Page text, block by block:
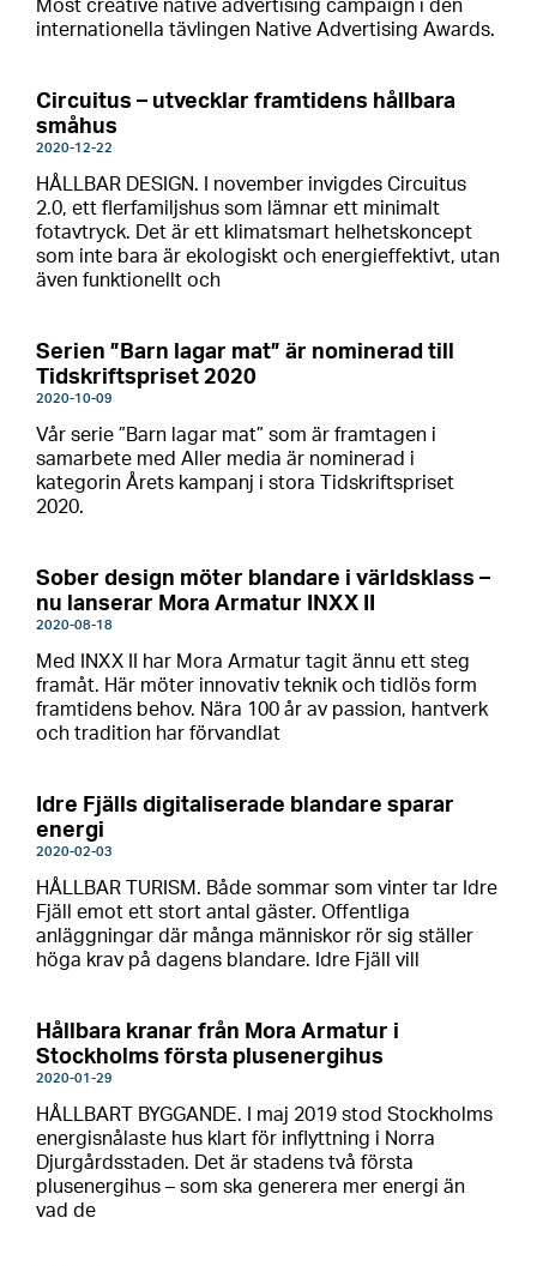
Most creative native advertising campaign i den
internationella tävlingen Native Advertising Awards.
Circuitus – utvecklar framtidens hållbara
småhus
2020-12-22
HÅLLBAR DESIGN. I november invigdes Circuitus
2.0, ett flerfamiljshus som lämnar ett minimalt
fotavtryck. Det är ett klimatsmart helhetskoncept
som inte bara är ekologiskt och energieffektivt, utan
även funktionellt och
Serien ”Barn lagar mat” är nominerad till
Tidskriftspriset 2020
2020-10-09
Vår serie ”Barn lagar mat” som är framtagen i
samarbete med Aller media är nominerad i
kategorin Årets kampanj i stora Tidskriftspriset
2020.
Sober design möter blandare i världsklass –
nu lanserar Mora Armatur INXX II
2020-08-18
Med INXX II har Mora Armatur tagit ännu ett steg
framåt. Här möter innovativ teknik och tidlös form
framtidens behov. Nära 100 år av passion, hantverk
och tradition har förvandlat
Idre Fjälls digitaliserade blandare sparar
energi
2020-02-03
HÅLLBAR TURISM. Både sommar som vinter tar Idre
Fjäll emot ett stort antal gäster. Offentliga
anläggningar där många människor rör sig ställer
höga krav på dagens blandare. Idre Fjäll vill
Hållbara kranar från Mora Armatur i
Stockholms första plusenergihus
2020-01-29
HÅLLBART BYGGANDE. I maj 2019 stod Stockholms
energisnålaste hus klart för inflyttning i Norra
Djurgårdsstaden. Det är stadens två första
plusenergihus – som ska generera mer energi än
vad de